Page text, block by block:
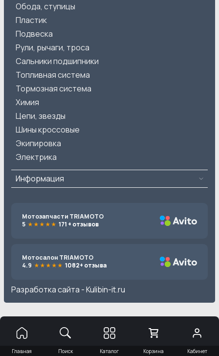
Обода, ступицы
Пластик
Подвеска
Рули, рычаги, троса
Сальники подшипники
Топливная система
Тормозная система
Химия
Цепи, звезды
Шины кроссовые
Экипировка
Электрика
Информация
Мотозапчасти TRIAMOTO
5
171 + отзывов
Мотосалон TRIAMOTO
4.9
1082+ отзыва
Разработка сайта -Kulibin-it.ru
Главная Поиск Каталог Корзина Кабинет